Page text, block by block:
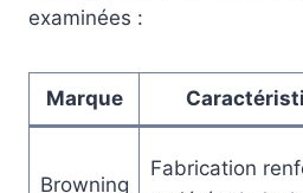
examinées :
Marque
Browning
Fabrication